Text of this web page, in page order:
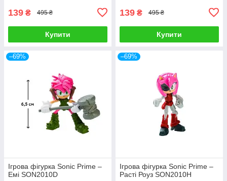
139 ₴ 495 ₴
Купити
139 ₴ 495 ₴
Купити
–69%
Ігрова фігурка Sonic Prime –
Емі SON2010D
–69%
Ігрова фігурка Sonic Prime –
Расті Роуз SON2010H